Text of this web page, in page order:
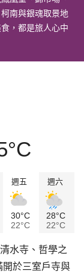
南與銀魂取景地
，都是旅人心中
週五
30°C
22°C
週六
28°C
22°C
水寺、哲學之
於三室戶寺與